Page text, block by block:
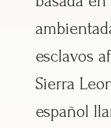
esclavos
Sierra
español